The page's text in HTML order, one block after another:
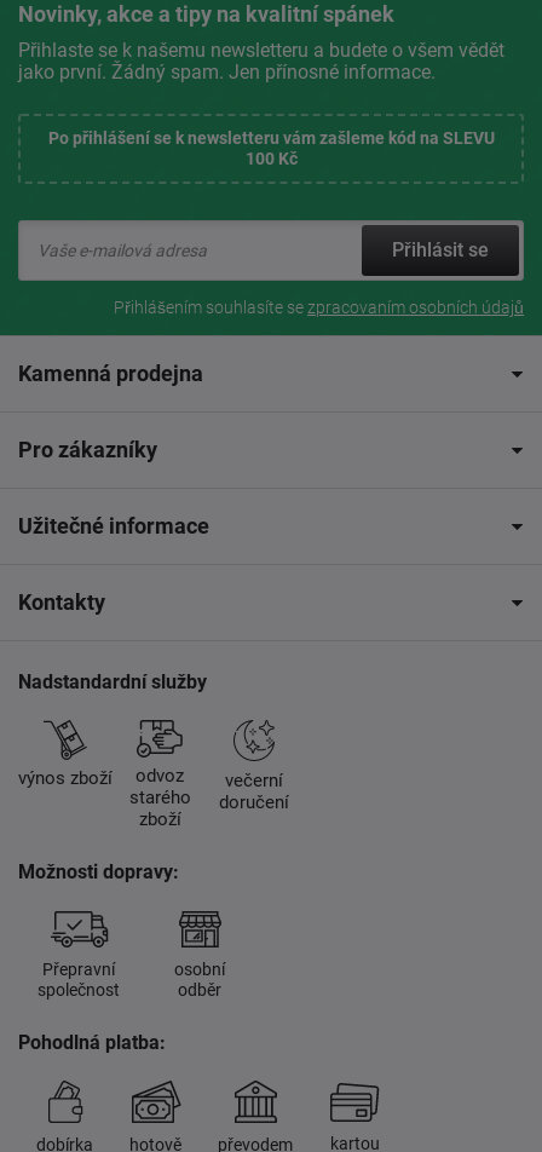
Novinky, akce a tipy na kvalitní spánek
Přihlaste se k našemu newsletteru a budete o všem vědět
jako první. Žádný spam. Jen přínosné informace.
Po přihlášení se k newsletteru vám zašleme kód na SLEVU
100 Kč
Přihlásit se
Přihlášením souhlasíte sezpracovaním osobních údajů
Kamenná prodejna
Pro zákazníky
Užitečné informace
Kontakty
Nadstandardní služby
výnos zboží
odvoz
starého
zboží
večerní
doručení
Možnosti dopravy:
Přepravní
společnost
osobní
odběr
Pohodlná platba:
dobírka hotově převodem kartou